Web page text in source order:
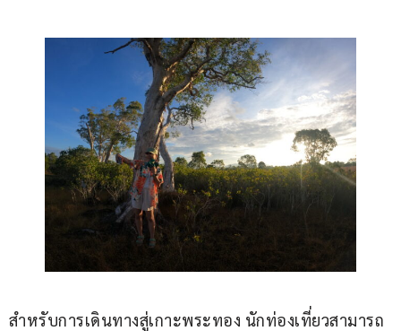
สำหรับการเดินทางสู่เกาะพระทอง นักท่องเที่ยวสามารถ